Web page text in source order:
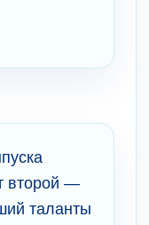
второй —
таланты